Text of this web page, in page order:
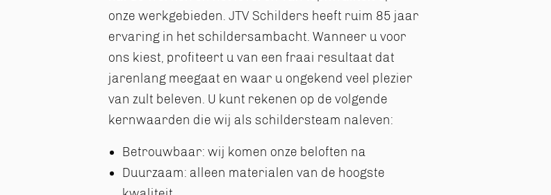
onze werkgebieden. JTV Schilders heeft ruim 85 jaar
ervaring in het schildersambacht. Wanneer u voor
ons kiest, profiteert u van een fraai resultaat dat
jarenlang meegaat en waar u ongekend veel plezier
van zult beleven. U kunt rekenen op de volgende
kernwaarden die wij als schildersteam naleven:
Betrouwbaar: wij komen onze beloften na
Duurzaam: alleen materialen van de hoogste